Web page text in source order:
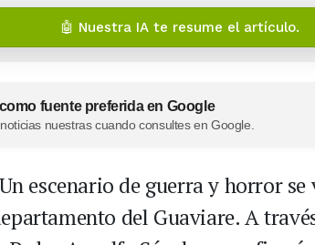
🤖 Nuestra IA te resume el artículo.
fuente preferida en Google
nuestras cuando consultes en Google.
escenario de guerra y horror se
del Guaviare. A